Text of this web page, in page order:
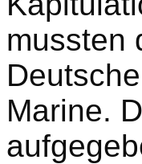
mussten
Marine.